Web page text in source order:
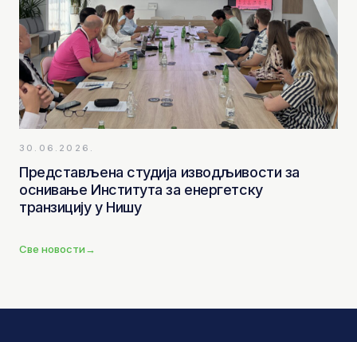
30.06.2026.
Представљена студија изводљивости за
оснивање Института за енергетску
транзицију у Нишу
Све новости→